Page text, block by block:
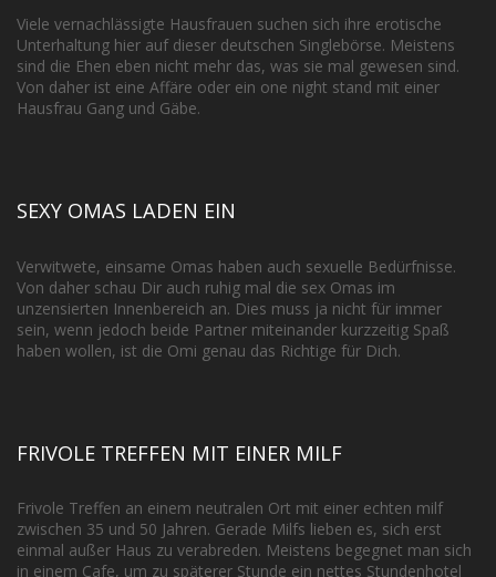
Viele vernachlässigte Hausfrauen suchen sich ihre erotische
Unterhaltung hier auf dieser deutschen Singlebörse. Meistens
sind die Ehen eben nicht mehr das, was sie mal gewesen sind.
Von daher ist eine Affäre oder ein one night stand mit einer
Hausfrau Gang und Gäbe.
SEXY OMAS LADEN EIN
Verwitwete, einsame Omas haben auch sexuelle Bedürfnisse.
Von daher schau Dir auch ruhig mal die sex Omas im
unzensierten Innenbereich an. Dies muss ja nicht für immer
sein, wenn jedoch beide Partner miteinander kurzzeitig Spaß
haben wollen, ist die Omi genau das Richtige für Dich.
FRIVOLE TREFFEN MIT EINER MILF
Frivole Treffen an einem neutralen Ort mit einer echten milf
zwischen 35 und 50 Jahren. Gerade Milfs lieben es, sich erst
einmal außer Haus zu verabreden. Meistens begegnet man sich
in einem Cafe, um zu späterer Stunde ein nettes Stundenhotel